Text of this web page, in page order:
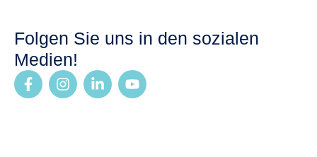
Folgen Sie uns in den sozialen
Medien!